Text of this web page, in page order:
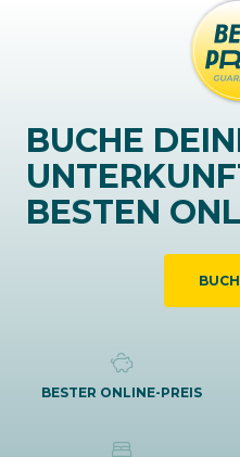
BUCHE
BESTEN
BESTER ONLINE-PREIS